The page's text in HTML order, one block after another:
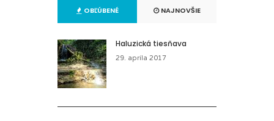
OBĽÚBENÉ NAJNOVŠIE
Haluzická tiesňava
29. apríla 2017